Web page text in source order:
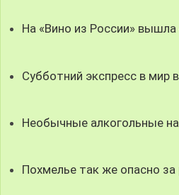
На «Вино из России»
Субботний экспресс в мир
Необычные алкогольные
Похмелье так же опасно за